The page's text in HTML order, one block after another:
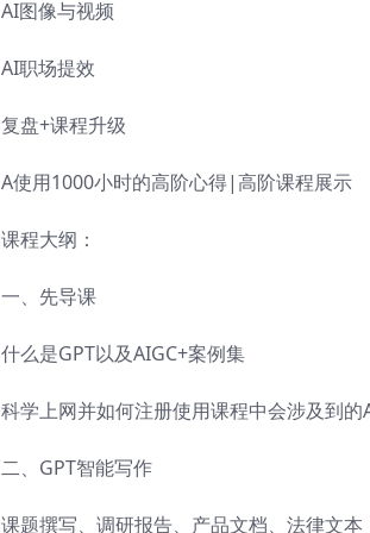
AI图像与视频
AI职场提效
复盘+课程升级
A使用1000小时的高阶心得|高阶课程展示
课程大纲：
一、先导课
什么是GPT以及AIGC+案例集
科学上网并如何注册使用课程中会涉及到
二、GPT智能写作
课题撰写、调研报告、产品文档、法律文本